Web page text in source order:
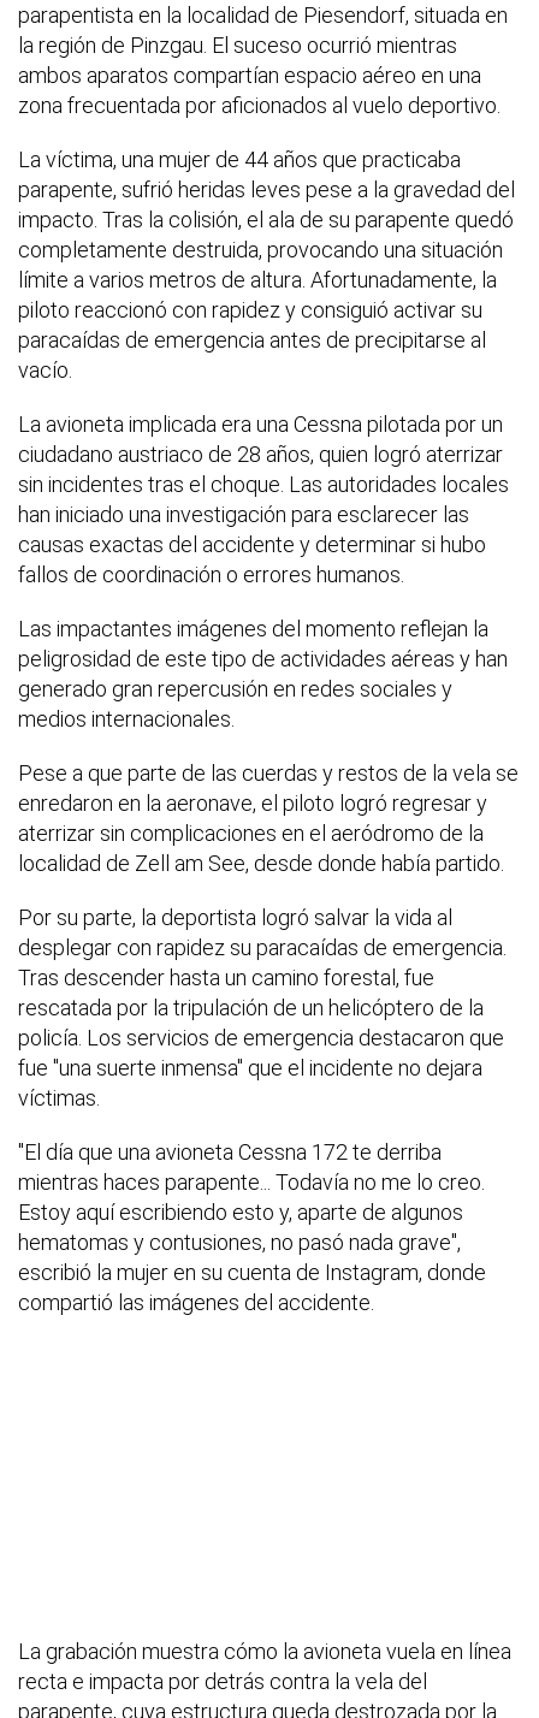
parapentista en la localidad de Piesendorf, situada en
la región de Pinzgau. El suceso ocurrió mientras
ambos aparatos compartían espacio aéreo en una
zona frecuentada por aficionados al vuelo deportivo.
La víctima, una mujer de 44 años que practicaba
parapente, sufrió heridas leves pese a la gravedad del
impacto. Tras la colisión, el ala de su parapente quedó
completamente destruida, provocando una situación
límite a varios metros de altura. Afortunadamente, la
piloto reaccionó con rapidez y consiguió activar su
paracaídas de emergencia antes de precipitarse al
vacío.
La avioneta implicada era una Cessna pilotada por un
ciudadano austriaco de 28 años, quien logró aterrizar
sin incidentes tras el choque. Las autoridades locales
han iniciado una investigación para esclarecer las
causas exactas del accidente y determinar si hubo
fallos de coordinación o errores humanos.
Las impactantes imágenes del momento reflejan la
peligrosidad de este tipo de actividades aéreas y han
generado gran repercusión en redes sociales y
medios internacionales.
Pese a que parte de las cuerdas y restos de la vela se
enredaron en la aeronave, el piloto logró regresar y
aterrizar sin complicaciones en el aeródromo de la
localidad de Zell am See, desde donde había partido.
Por su parte, la deportista logró salvar la vida al
desplegar con rapidez su paracaídas de emergencia.
Tras descender hasta un camino forestal, fue
rescatada por la tripulación de un helicóptero de la
policía. Los servicios de emergencia destacaron que
fue "una suerte inmensa" que el incidente no dejara
víctimas.
"El día que una avioneta Cessna 172 te derriba
mientras haces parapente... Todavía no me lo creo.
Estoy aquí escribiendo esto y, aparte de algunos
hematomas y contusiones, no pasó nada grave",
escribió la mujer en su cuenta de Instagram, donde
compartió las imágenes del accidente.
La grabación muestra cómo la avioneta vuela en línea
recta e impacta por detrás contra la vela del
parapente, cuya estructura queda destrozada por la